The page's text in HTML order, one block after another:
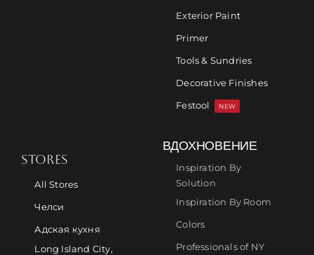
Exterior Paint
Primer
Tools & Sundries
Decorative Finishes
Festool
NEW
STORES
All Stores
Челси
Адская кухня
Long Island City,
ВДОХНОВЕНИЕ
Inspiration By
Solution
Inspiration By Room
Colors
Professionals of NY